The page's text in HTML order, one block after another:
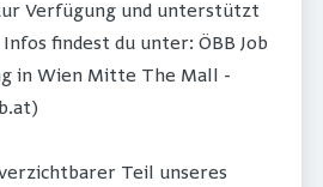
Verfügung und unterstützt
findest du unter: ÖBB Job
in Wien Mitte The Mall -
Teil unseres